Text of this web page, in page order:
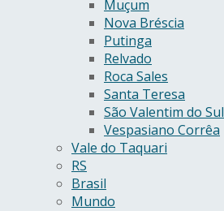
Muçum
Nova Bréscia
Putinga
Relvado
Roca Sales
Santa Teresa
São Valentim do Sul
Vespasiano Corrêa
Vale do Taquari
RS
Brasil
Mundo